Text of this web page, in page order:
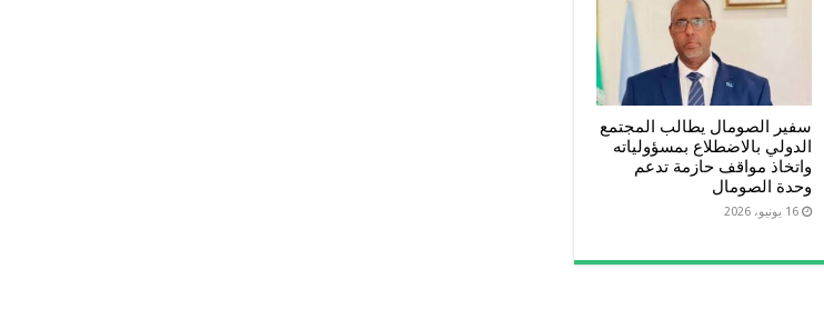
سفير الصومال يطالب المجتمع
الدولي بالاضطلاع بمسؤولياته
واتخاذ مواقف حازمة تدعم
وحدة الصومال
16 يونيو، 2026